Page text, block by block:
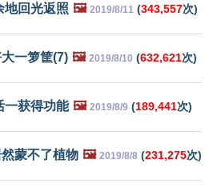
地回光返照 🖼️ 2019/8/11 (343,557次)
一箩筐(7) 🖼️ 2019/8/10 (632,621次)
一获得功能 🖼️ 2019/8/9 (189,441次)
蒙不了植物 🖼️ 2019/8/8 (231,275次)